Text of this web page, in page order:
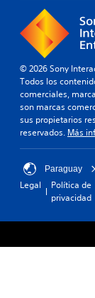
© 2026 Sony
Todos los
comerciales,
son marcas
sus propietarios
reservados. Más
Paraguay
Legal
Política de
privacidad